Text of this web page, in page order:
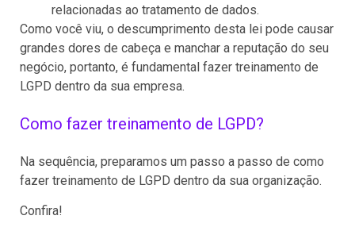
relacionadas ao tratamento de dados.
Como você viu, o descumprimento desta lei pode causar
grandes dores de cabeça e manchar a reputação do seu
negócio, portanto, é fundamental fazer treinamento de
LGPD dentro da sua empresa.
Como fazer treinamento de LGPD?
Na sequência, preparamos um passo a passo de como
fazer treinamento de LGPD dentro da sua organização.
Confira!